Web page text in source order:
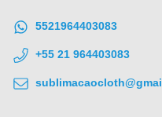
5521964403083
+55 21 964403083